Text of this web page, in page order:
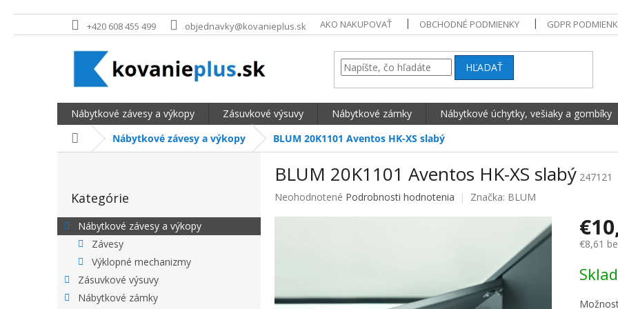
Prejsť na obsah +420 608 455 499 objednavky@kovanieplus.sk AKO NAKUPOVAŤ OBCHODNÉ PODMIENKY GDPR
HĽADAŤ
Nábytkové závesy a výkopy Zásuvkové výsuvy Nábytkové zámky Nábytkové úchytky, vešiaky a gombíky
DomovNábytkové závesy a výkopy BLUM 20K1101 Aventos HK-XS slabý
BOČNÝ PANEL
Kategórie
Nábytkové závesy a výkopy
Závesy
Výklopné mechanizmy
Zásuvkové výsuvy
Nábytkové zámky
BLUM 20K1101 Aventos HK-XS slabý 247121
Priemerné hodnotenie produktu je 0,0 z 5 hviezdičiek.
Neohodnotené Podrobnosti hodnotenia Značka: BLUM
€8,61